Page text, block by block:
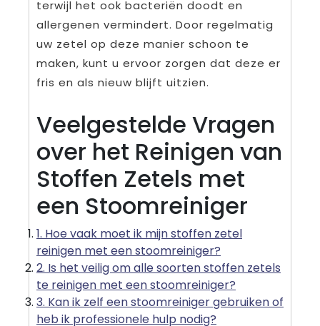
terwijl het ook bacteriën doodt en
allergenen vermindert. Door regelmatig
uw zetel op deze manier schoon te
maken, kunt u ervoor zorgen dat deze er
fris en als nieuw blijft uitzien.
Veelgestelde Vragen
over het Reinigen van
Stoffen Zetels met
een Stoomreiniger
1. Hoe vaak moet ik mijn stoffen zetel
reinigen met een stoomreiniger?
2. Is het veilig om alle soorten stoffen zetels
te reinigen met een stoomreiniger?
3. Kan ik zelf een stoomreiniger gebruiken of
heb ik professionele hulp nodig?